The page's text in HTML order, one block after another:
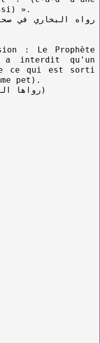
».
: Le Prophète
ce qui est sorti
pet).
(رواها البخاري في صحيحه رقم ٦٠٤٢)